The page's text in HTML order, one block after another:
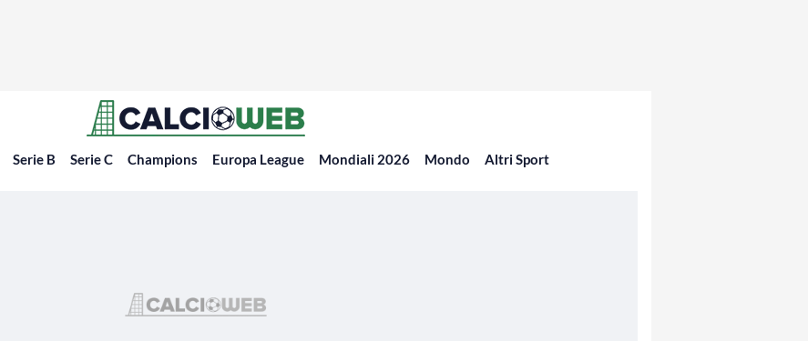
Serie B Serie C Champions Europa League Mondiali 2026 Mondo Altri Sport